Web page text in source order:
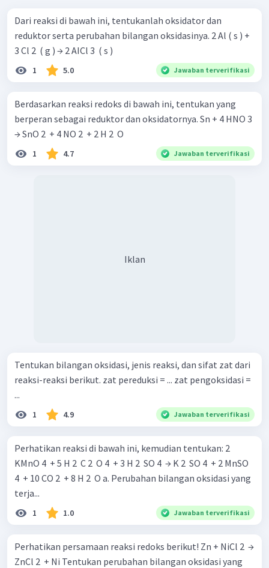
sehingga unsur Cu mengalami oksidasi dan unsur N dalam
HNO
mengalami reduksi. Dengan demikian, zat yang
Jadi, jawaban yang benar adalah A.
Dari reaksi di bawah ini, tentukanlah oksidator dan
reduktor serta perubahan bilangan oksidasinya. 2 Al ( s ) +
3 Cl 2 ​ ( g ) → 2 AICl 3 ​ ( s )
1 5.0 Jawaban terverifikasi
Berdasarkan reaksi redoks di bawah ini, tentukan yang
berperan sebagai reduktor dan oksidatornya. Sn + 4 HNO 3 ​
→ SnO 2 ​ + 4 NO 2 ​ + 2 H 2 ​ O
1 4.7 Jawaban terverifikasi
Iklan
Tentukan bilangan oksidasi, jenis reaksi, dan sifat zat dari
reaksi-reaksi berikut. zat pereduksi = ... zat pengoksidasi =
...
1 4.9 Jawaban terverifikasi
Perhatikan reaksi di bawah ini, kemudian tentukan: 2
KMnO 4 ​ + 5 H 2 ​ C 2 ​ O 4 ​ + 3 H 2 ​ SO 4 ​ → K 2 ​ SO 4 ​ + 2 MnSO
4 ​ + 10 CO 2 ​ + 8 H 2 ​ O a. Perubahan bilangan oksidasi yang
terja...
1 1.0 Jawaban terverifikasi
Perhatikan persamaan reaksi redoks berikut! Zn + NiCl 2 ​ →
ZnCl 2 ​ + Ni Tentukan perubahan bilangan oksidasi yang